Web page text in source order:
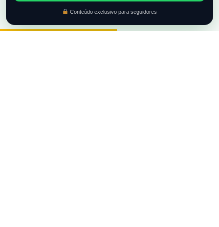
Conteúdo exclusivo para seguidores